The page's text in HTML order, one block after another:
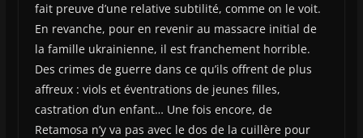
fait preuve d’une relative subtilité, comme on le voit.
En revanche, pour en revenir au massacre initial de
la famille ukrainienne, il est franchement horrible.
Des crimes de guerre dans ce qu’ils offrent de plus
affreux : viols et éventrations de jeunes filles,
castration d’un enfant… Une fois encore, de
Retamosa n’y va pas avec le dos de la cuillère pour